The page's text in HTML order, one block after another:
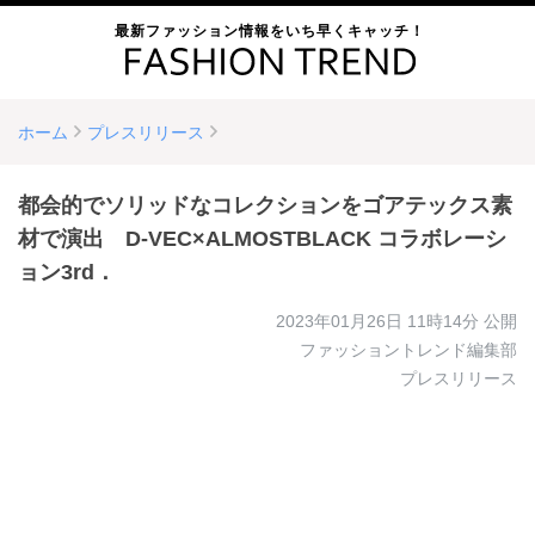
最新ファッション情報をいち早くキャッチ！
ホーム プレスリリース
都会的でソリッドなコレクションをゴアテックス素
材で演出 D-VEC×ALMOSTBLACK コラボレーシ
ョン3rd．
2023年01月26日 11時14分 公開
ファッショントレンド編集部
プレスリリース